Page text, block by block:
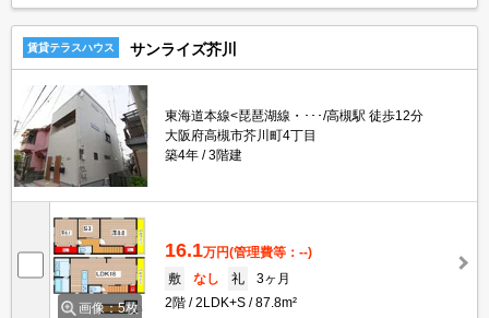
賃貸テラスハウス サンライズ芥川
東海道本線<琵琶湖線・･･･/高槻駅 徒歩12分
大阪府高槻市芥川町4丁目
築4年
3階建
画像：5枚
16.1万円(管理費等：--)
敷
なし 礼
3ヶ月
2階
2LDK+S 87.8m²